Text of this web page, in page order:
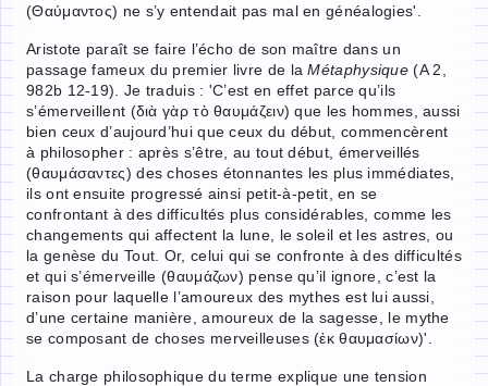
(Θαύμαντος) ne s’y entendait pas mal en généalogies'.
Aristote paraît se faire l’écho de son maître dans un
passage fameux du premier livre de laMétaphysique (A 2,
982b 12-19). Je traduis : 'C’est en effet parce qu’ils
s’émerveillent (διὰ γὰρ τὸ θαυμάζειν) que les hommes, aussi
bien ceux d’aujourd’hui que ceux du début, commencèrent
à philosopher : après s’être, au tout début, émerveillés
(θαυμάσαντες) des choses étonnantes les plus immédiates,
ils ont ensuite progressé ainsi petit-à-petit, en se
confrontant à des difficultés plus considérables, comme les
changements qui affectent la lune, le soleil et les astres, ou
la genèse du Tout. Or, celui qui se confronte à des difficultés
et qui s’émerveille (θαυμάζων) pense qu’il ignore, c’est la
raison pour laquelle l’amoureux des mythes est lui aussi,
d’une certaine manière, amoureux de la sagesse, le mythe
se composant de choses merveilleuses (ἐκ θαυμασίων)'.
La charge philosophique du terme explique une tension